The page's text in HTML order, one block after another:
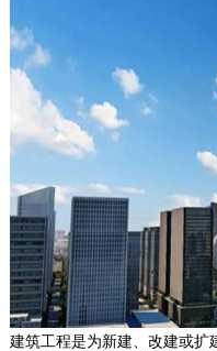
建筑工程是为新建、改建或扩